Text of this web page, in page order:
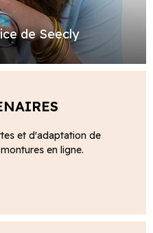
de Seecly
et d'adaptation de
en ligne.